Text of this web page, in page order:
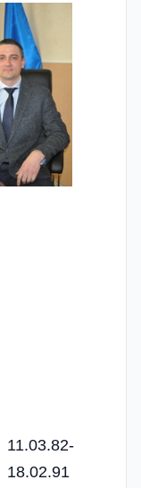
11.03.82-
18.02.91